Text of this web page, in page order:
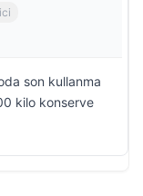
son kullanma
kilo konserve